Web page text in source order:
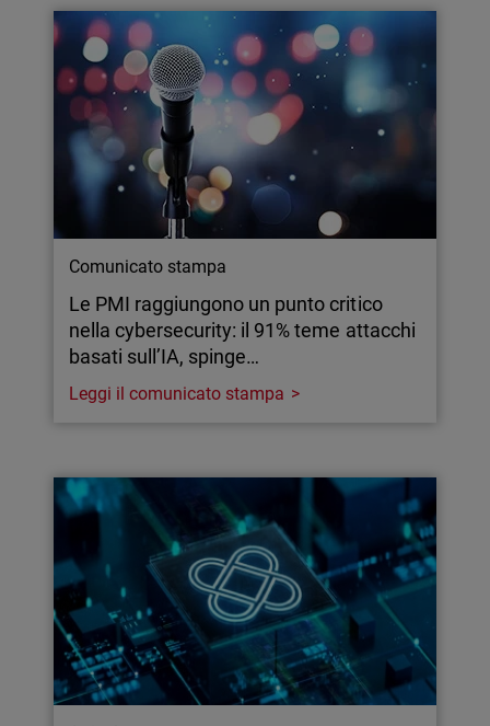
Comunicato stampa
Le PMI raggiungono un punto critico
nella cybersecurity: il 91% teme attacchi
basati sull’IA, spinge…
Leggi il comunicato stampa